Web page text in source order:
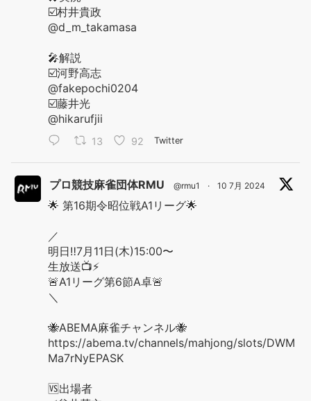
☑️村井貴政
@d_m_takamasa
🎤解説
☑️河野高志
@fakepochi0204
☑️藤井光
@hikarufjii
13 92 Twitter
プロ競技麻雀団体RMU @rmu1 · 10 7月 2024
🌟 第16期令昭位戦A1リーグ🌟
／
明日‼️7月11日(木)15:00〜
生放送📺⚡️
🚨A1リーグ第6節A卓🚨
＼
🐝ABEMA麻雀チャンネル🐝
https://abema.tv/channels/mahjong/slots/DWM
Ma7rNyEPASK
🆚出場者